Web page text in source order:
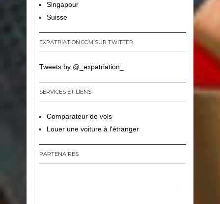
Singapour
Suisse
EXPATRIATION.COM SUR TWITTER
Tweets by @_expatriation_
SERVICES ET LIENS
Comparateur de vols
Louer une voiture à l'étranger
PARTENAIRES